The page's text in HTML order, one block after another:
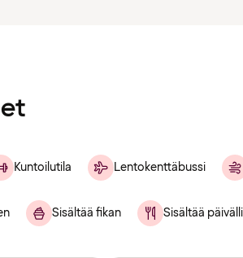
Kuntoilutila Lentokenttäbussi
Sisältää fikan Sisältää